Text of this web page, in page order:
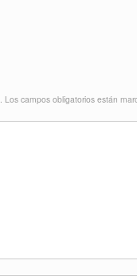
Los campos obligatorios están